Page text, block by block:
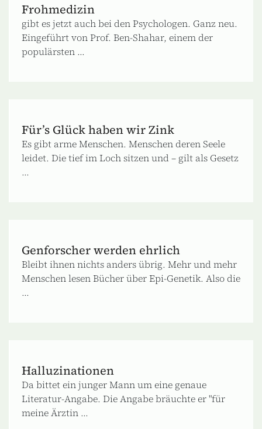
Frohmedizin
gibt es jetzt auch bei den Psychologen. Ganz neu.
Eingeführt von Prof. Ben-Shahar, einem der
populärsten ...
Für’s Glück haben wir Zink
Es gibt arme Menschen. Menschen deren Seele
leidet. Die tief im Loch sitzen und – gilt als Gesetz
...
Genforscher werden ehrlich
Bleibt ihnen nichts anders übrig. Mehr und mehr
Menschen lesen Bücher über Epi-Genetik. Also die
...
Halluzinationen
Da bittet ein junger Mann um eine genaue
Literatur-Angabe. Die Angabe bräuchte er "für
meine Ärztin ...